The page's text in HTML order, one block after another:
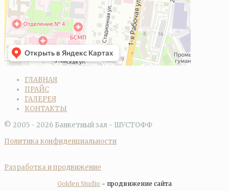
ГЛАВНАЯ
ПРАЙС
ГАЛЕРЕЯ
КОНТАКТЫ
© 2005 - 2026 ​Банкетный зал - ШУСТОФФ
Политика конфиденциальности
Разработка и продвижение
Golden Studio - продвижение сайта